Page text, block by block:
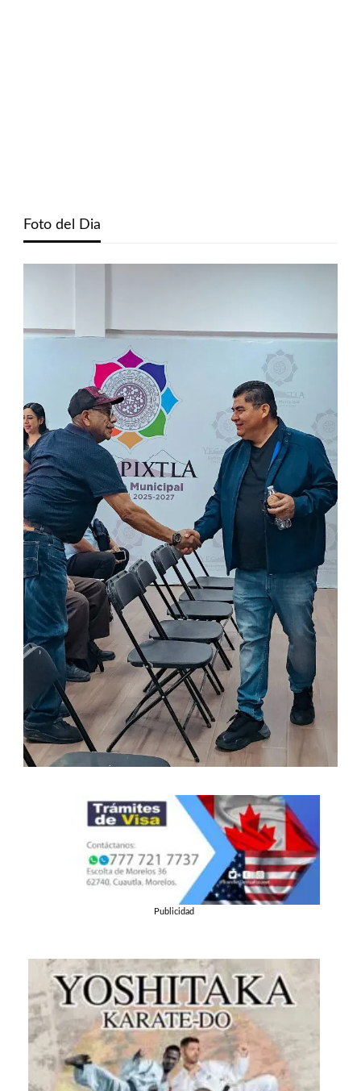
Foto del Dia
Publicidad